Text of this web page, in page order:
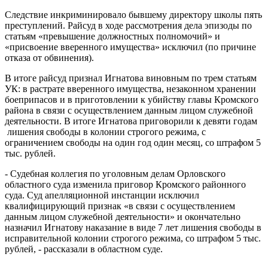
Следствие инкриминировало бывшему директору школы пять
преступлений. Райсуд в ходе рассмотрения дела эпизоды по
статьям «превышение должностных полномочий» и
«присвоение вверенного имущества» исключил (по причине
отказа от обвинения).
В итоге райсуд признал Игнатова виновным по трем статьям
УК: в растрате вверенного имущества, незаконном хранении
боеприпасов и в приготовлении к убийству главы Кромского
района в связи с осуществлением данным лицом служебной
деятельности. В итоге Игнатова приговорили к девяти годам
лишения свободы в колонии строгого режима, с
ограничением свободы на один год один месяц, со штрафом 5
тыс. рублей.
- Судебная коллегия по уголовным делам Орловского
областного суда изменила приговор Кромского районного
суда. Суд апелляционной инстанции исключил
квалифицирующий признак «в связи с осуществлением
данным лицом служебной деятельности» и окончательно
назначил Игнатову наказание в виде 7 лет лишения свободы в
исправительной колонии строгого режима, со штрафом 5 тыс.
рублей, - рассказали в областном суде.